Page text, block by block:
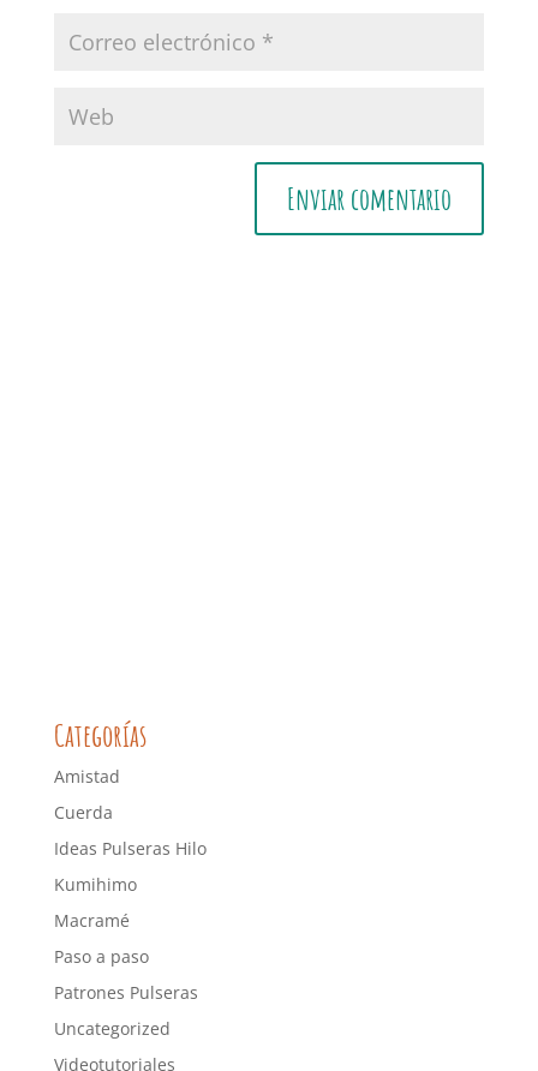
Categorías
Amistad
Cuerda
Ideas Pulseras Hilo
Kumihimo
Macramé
Paso a paso
Patrones Pulseras
Uncategorized
Videotutoriales